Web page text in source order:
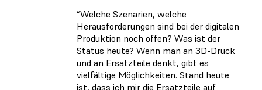
“Welche Szenarien, welche
Herausforderungen sind bei der digitalen
Produktion noch offen? Was ist der
Status heute? Wenn man an 3D-Druck
und an Ersatzteile denkt, gibt es
vielfältige Möglichkeiten. Stand heute
ist, dass ich mir die Ersatzteile auf